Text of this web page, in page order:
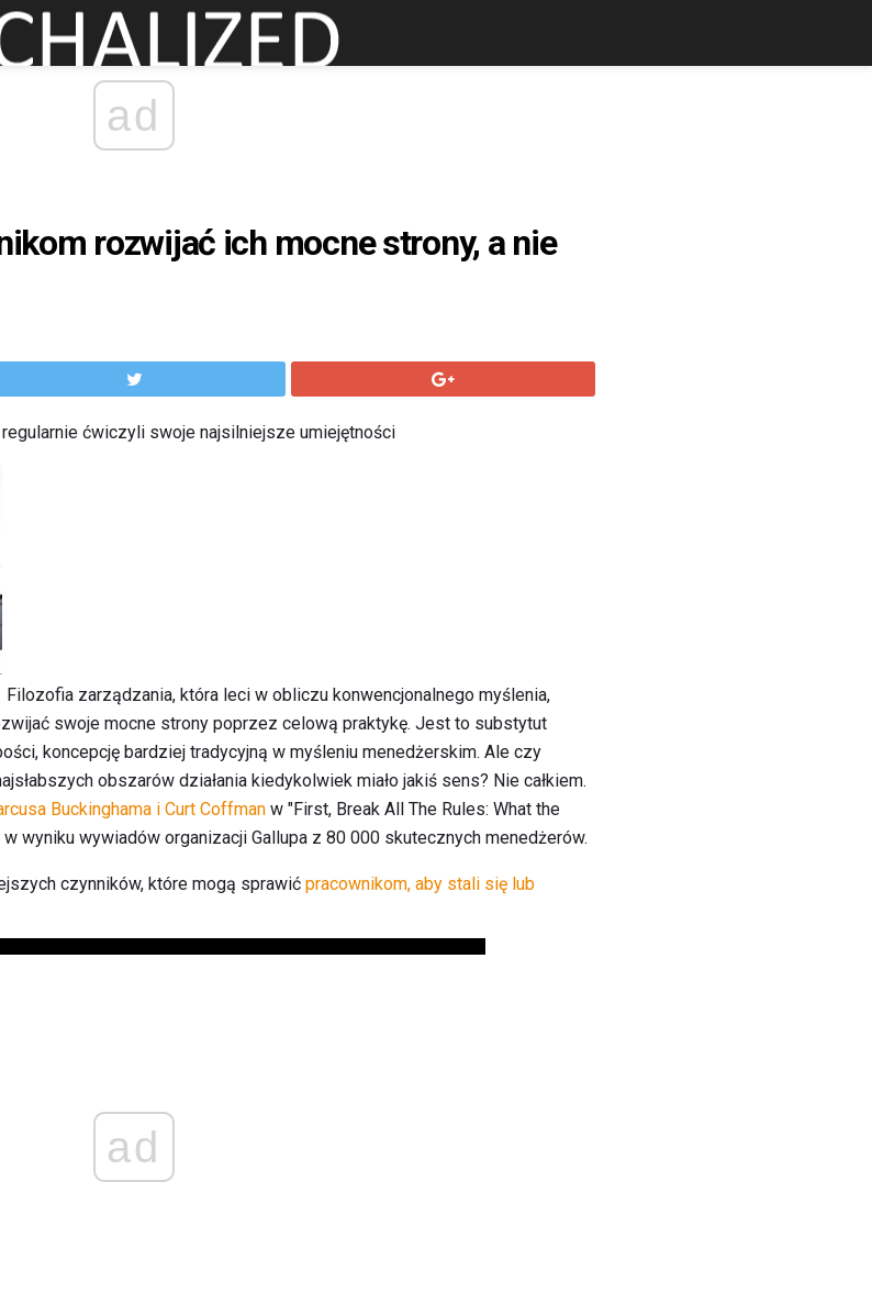
ad
rozwijać ich mocne strony, a nie
ćwiczyli swoje najsilniejsze umiejętności
Filozofia zarządzania, która leci w obliczu konwencjonalnego myślenia,
swoje mocne strony poprzez celową praktykę. Jest to substytut
koncepcję bardziej tradycyjną w myśleniu menedżerskim. Ale czy
obszarów działania kiedykolwiek miało jakiś sens? Nie całkiem.
Buckinghama i Curt Coffman w "First, Break All The Rules: What the
wyniku wywiadów organizacji Gallupa z 80 000 skutecznych menedżerów.
czynników, które mogą sprawić pracownikom, aby stali się lub
ad